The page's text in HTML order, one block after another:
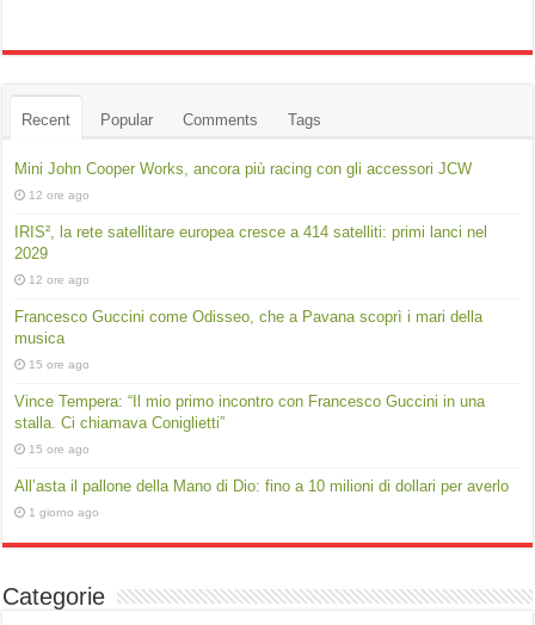
Recent Popular Comments Tags
Mini John Cooper Works, ancora più racing con gli accessori JCW
12 ore ago
IRIS², la rete satellitare europea cresce a 414 satelliti: primi lanci nel
2029
12 ore ago
Francesco Guccini come Odisseo, che a Pavana scoprì i mari della
musica
15 ore ago
Vince Tempera: “Il mio primo incontro con Francesco Guccini in una
stalla. Ci chiamava Coniglietti”
15 ore ago
All’asta il pallone della Mano di Dio: fino a 10 milioni di dollari per averlo
1 giorno ago
Categorie